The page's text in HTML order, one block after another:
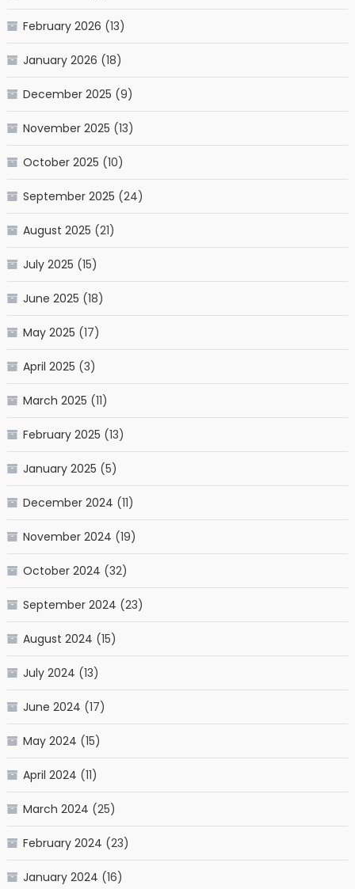
February 2026 (13)
January 2026 (18)
December 2025 (9)
November 2025 (13)
October 2025 (10)
September 2025 (24)
August 2025 (21)
July 2025 (15)
June 2025 (18)
May 2025 (17)
April 2025 (3)
March 2025 (11)
February 2025 (13)
January 2025 (5)
December 2024 (11)
November 2024 (19)
October 2024 (32)
September 2024 (23)
August 2024 (15)
July 2024 (13)
June 2024 (17)
May 2024 (15)
April 2024 (11)
March 2024 (25)
February 2024 (23)
January 2024 (16)